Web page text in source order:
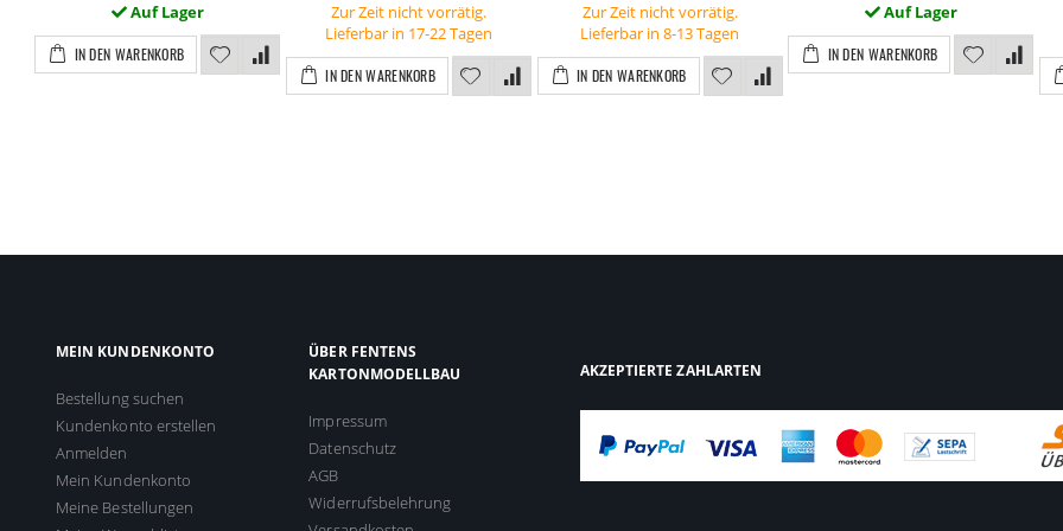
Auf Lager
IN DEN WARENKORB
Zur Zeit nicht vorrätig.
Lieferbar in 17-22 Tagen
IN DEN WARENKORB
Zur Zeit nicht vorrätig.
Lieferbar in 8-13 Tagen
IN DEN WARENKORB
Auf Lager
IN DEN WARENKORB
MEIN KUNDENKONTO
Bestellung suchen
Kundenkonto erstellen
Anmelden
Mein Kundenkonto
Meine Bestellungen
ÜBER FENTENS
KARTONMODELLBAU
Impressum
Datenschutz
AGB
Widerrufsbelehrung
AKZEPTIERTE ZAHLARTEN